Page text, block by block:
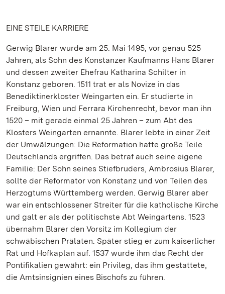
EINE STEILE KARRIERE
Gerwig Blarer wurde am 25. Mai 1495, vor genau 525
Jahren, als Sohn des Konstanzer Kaufmanns Hans Blarer
und dessen zweiter Ehefrau Katharina Schilter in
Konstanz geboren. 1511 trat er als Novize in das
Benediktinerkloster Weingarten ein. Er studierte in
Freiburg, Wien und Ferrara Kirchenrecht, bevor man ihn
1520 – mit gerade einmal 25 Jahren – zum Abt des
Klosters Weingarten ernannte. Blarer lebte in einer Zeit
der Umwälzungen: Die Reformation hatte große Teile
Deutschlands ergriffen. Das betraf auch seine eigene
Familie: Der Sohn seines Stiefbruders, Ambrosius Blarer,
sollte der Reformator von Konstanz und von Teilen des
Herzogtums Württemberg werden. Gerwig Blarer aber
war ein entschlossener Streiter für die katholische Kirche
und galt er als der politischste Abt Weingartens. 1523
übernahm Blarer den Vorsitz im Kollegium der
schwäbischen Prälaten. Später stieg er zum kaiserlicher
Rat und Hofkaplan auf. 1537 wurde ihm das Recht der
Pontifikalien gewährt: ein Privileg, das ihm gestattete,
die Amtsinsignien eines Bischofs zu führen.